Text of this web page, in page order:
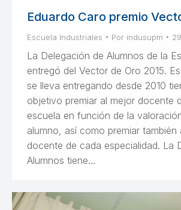
Eduardo Caro premio
Escuela Industriales Por indusupm
La Delegación de Alumnos de la
entregó del Vector de Oro 2015.
se lleva entregando desde 2010
objetivo premiar al mejor docente
escuela en función de la
alumno, así como premiar también
docente de cada especialidad. La
Alumnos tiene…